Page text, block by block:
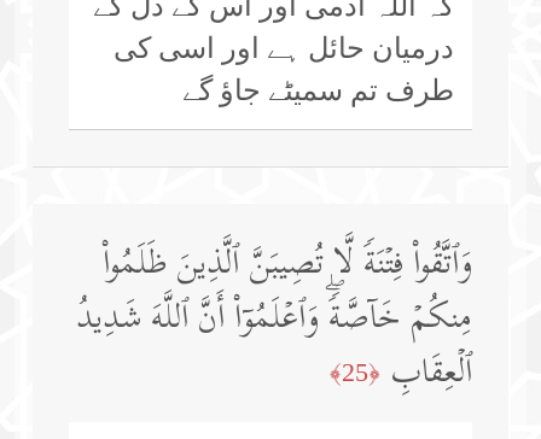
درمیان حائل ہے اور اسی کی
طرف تم سمیٹے جاؤ گے
وَٱتَّقُوا۟ فِتۡنَةࣰ لَّا تُصِیبَنَّ ٱلَّذِینَ ظَلَمُوا۟
مِنكُمۡ خَاۤصَّةࣰۖ وَٱعۡلَمُوۤا۟ أَنَّ ٱللَّهَ شَدِیدُ
ٱلۡعِقَابِ ﴿25﴾